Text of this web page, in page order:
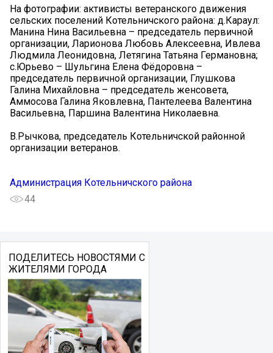
На фотографии: активисты ветеранского движения
сельских поселений Котельничского района: д.Караул:
Манина Нина Васильевна – председатель первичной
организации, Ларионова Любовь Алексеевна, Ивлева
Людмила Леонидовна, Летягина Татьяна Германовна;
с.Юрьево – Шульгина Елена Фёдоровна –
председатель первичной организации, Глушкова
Галина Михайловна – председатель женсовета,
Аммосова Галина Яковлевна, Пантелеева Валентина
Васильевна, Паршина Валентина Николаевна.
В.Рычкова, председатель Котельничской районной
организации ветеранов.
Администрация Котельничского района
44
ПОДЕЛИТЕСЬ НОВОСТЯМИ С
ЖИТЕЛЯМИ ГОРОДА